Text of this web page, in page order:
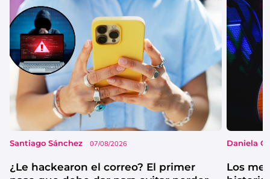
Santiago Sánchez 07/08/2026
¿Le hackearon el correo? El primer
Daniela
Los